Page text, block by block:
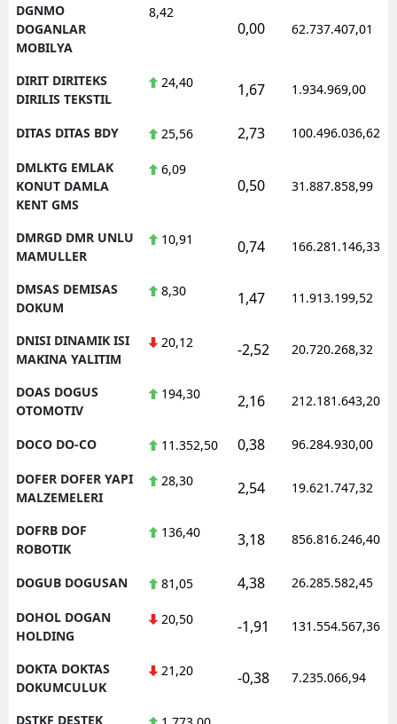
DGNMO
DOGANLAR
MOBILYA
8,42
0,00 62.737.407,01
DIRIT DIRITEKS
DIRILIS TEKSTIL
24,40 1,67 1.934.969,00
DITAS DITAS BDY 25,56 2,73 100.496.036,62
DMLKTG EMLAK
KONUT DAMLA
KENT GMS
6,09
0,50 31.887.858,99
DMRGD DMR UNLU
MAMULLER
10,91 0,74 166.281.146,33
DMSAS DEMISAS
DOKUM
8,30 1,47 11.913.199,52
DNISI DINAMIK ISI
MAKINA YALITIM
20,12 -2,52 20.720.268,32
DOAS DOGUS
OTOMOTIV
194,30 2,16 212.181.643,20
DOCO DO-CO 11.352,50 0,38 96.284.930,00
DOFER DOFER YAPI
MALZEMELERI
28,30 2,54 19.621.747,32
DOFRB DOF
ROBOTIK
136,40 3,18 856.816.246,40
DOGUB DOGUSAN 81,05 4,38 26.285.582,45
DOHOL DOGAN
HOLDING
20,50 -1,91 131.554.567,36
DOKTA DOKTAS
DOKUMCULUK
21,20 -0,38 7.235.066,94
DSTKF DESTEK